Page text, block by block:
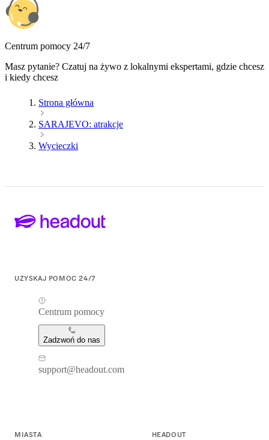
Centrum pomocy 24/7
Masz pytanie? Czatuj na żywo z lokalnymi ekspertami, gdzie chcesz
i kiedy chcesz
Strona główna
SARAJEVO: atrakcje
Wycieczki
UZYSKAJ POMOC 24/7
Centrum pomocy
Zadzwoń do nas
support@headout.com
MIASTA HEADOUT